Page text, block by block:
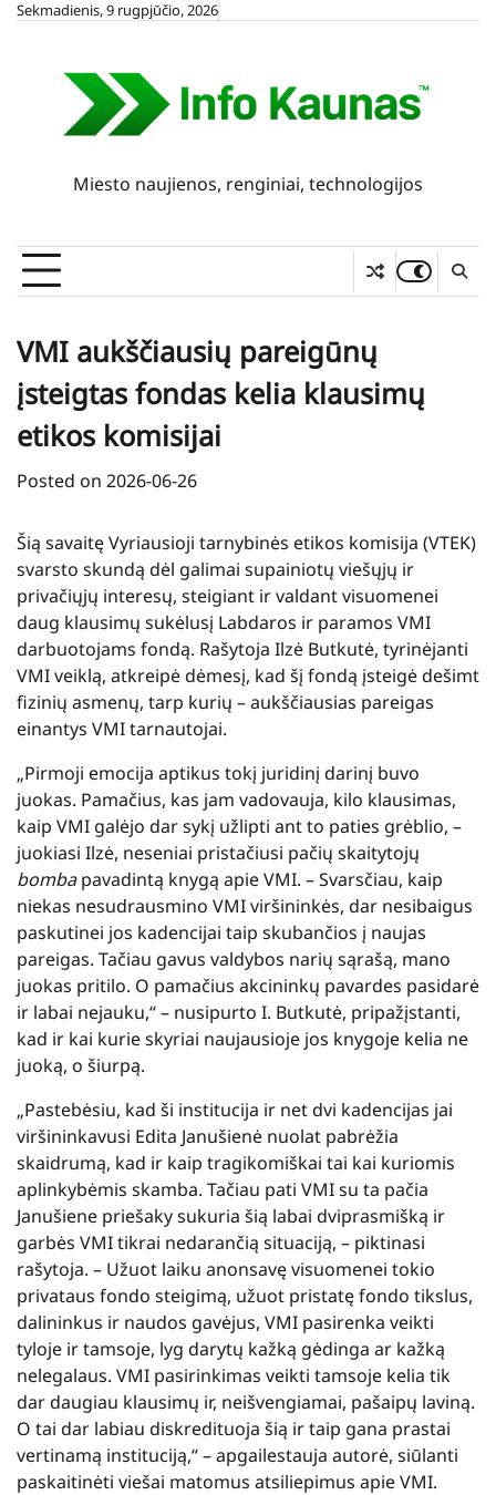
SkipSekmadienis, 9 rugpjūčio, 2026
Miesto naujienos, renginiai, technologijos
VMI aukščiausių pareigūnų
įsteigtas fondas kelia klausimų
etikos komisijai
Posted on 2026-06-26
Šią savaitę Vyriausioji tarnybinės etikos komisija (VTEK)
svarsto skundą dėl galimai supainiotų viešųjų ir
privačiųjų interesų, steigiant ir valdant visuomenei
daug klausimų sukėlusį Labdaros ir paramos VMI
darbuotojams fondą. Rašytoja Ilzė Butkutė, tyrinėjanti
VMI veiklą, atkreipė dėmesį, kad šį fondą įsteigė dešimt
fizinių asmenų, tarp kurių – aukščiausias pareigas
einantys VMI tarnautojai.
„Pirmoji emocija aptikus tokį juridinį darinį buvo
juokas. Pamačius, kas jam vadovauja, kilo klausimas,
kaip VMI galėjo dar sykį užlipti ant to paties grėblio, –
juokiasi Ilzė, neseniai pristačiusi pačių skaitytojų
bombapavadintą knygą apie VMI. – Svarsčiau, kaip
niekas nesudrausmino VMI viršininkės, dar nesibaigus
paskutinei jos kadencijai taip skubančios į naujas
pareigas. Tačiau gavus valdybos narių sąrašą, mano
juokas pritilo. O pamačius akcininkų pavardes pasidarė
ir labai nejauku,“ – nusipurto I. Butkutė, pripažįstanti,
kad ir kai kurie skyriai naujausioje jos knygoje kelia ne
juoką, o šiurpą.
„Pastebėsiu, kad ši institucija ir net dvi kadencijas jai
viršininkavusi Edita Janušienė nuolat pabrėžia
skaidrumą, kad ir kaip tragikomiškai tai kai kuriomis
aplinkybėmis skamba. Tačiau pati VMI su ta pačia
Janušiene priešaky sukuria šią labai dviprasmišką ir
garbės VMI tikrai nedarančią situaciją, – piktinasi
rašytoja. – Užuot laiku anonsavę visuomenei tokio
privataus fondo steigimą, užuot pristatę fondo tikslus,
dalininkus ir naudos gavėjus, VMI pasirenka veikti
tyloje ir tamsoje, lyg darytų kažką gėdinga ar kažką
nelegalaus. VMI pasirinkimas veikti tamsoje kelia tik
dar daugiau klausimų ir, neišvengiamai, pašaipų laviną.
O tai dar labiau diskredituoja šią ir taip gana prastai
vertinamą instituciją,“ – apgailestauja autorė, siūlanti
paskaitinėti viešai matomus atsiliepimus apie VMI.